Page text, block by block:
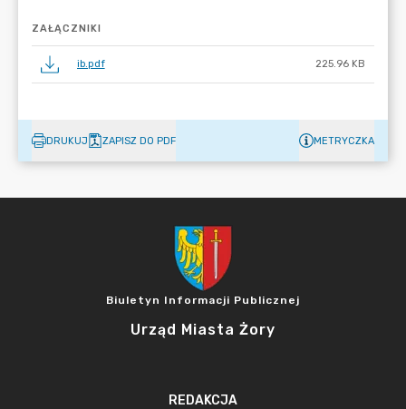
ZAŁĄCZNIKI
ib.pdf 225.96 KB
DRUKUJ ZAPISZ DO PDF METRYCZKA
Biuletyn Informacji Publicznej
Urząd Miasta Żory
REDAKCJA